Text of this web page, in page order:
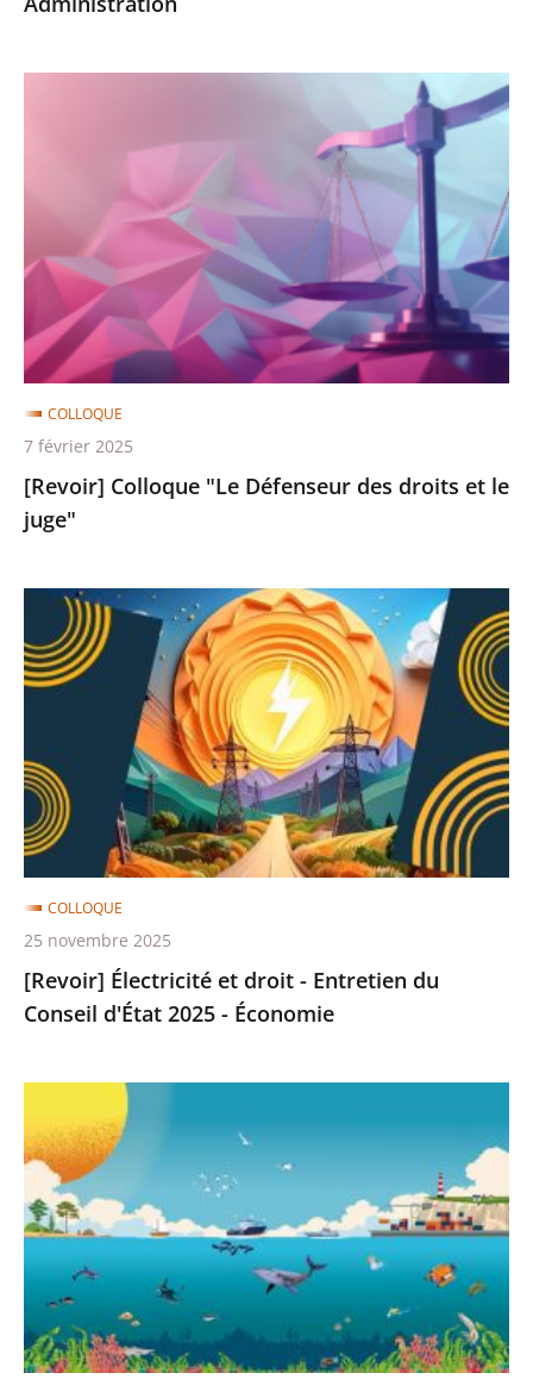
droits
et
juge"
[Revoir] Colloque "Le Défenseur des droits et le
juge"
COLLOQUE
7 février 2025
[Revoir]
Électricité
et
Entretien
du
Conseil
2025
-
Économie
[Revoir] Électricité et droit - Entretien du
Conseil d'État 2025 - Économie
COLLOQUE
25 novembre 2025
La
mer
et
les
politiques
publiques
-
Etude